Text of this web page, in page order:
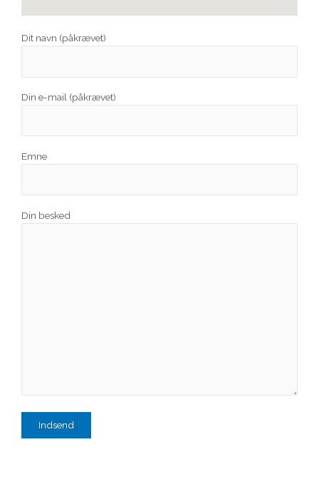
Dit navn (påkrævet)
Din e-mail (påkrævet)
Emne
Din besked